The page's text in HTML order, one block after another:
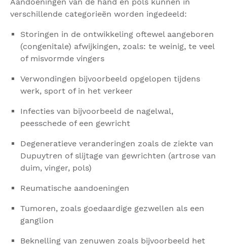
verschillende categorieën worden ingedeeld:
Storingen in de ontwikkeling oftewel aangeboren
(congenitale) afwijkingen, zoals: te weinig, te veel
of misvormde vingers
Verwondingen bijvoorbeeld opgelopen tijdens
werk, sport of in het verkeer
Infecties van bijvoorbeeld de nagelwal,
peesschede of een gewricht
Degeneratieve veranderingen zoals de ziekte van
Dupuytren of slijtage van gewrichten (artrose van
duim, vinger, pols)
Reumatische aandoeningen
Tumoren, zoals goedaardige gezwellen als een
ganglion
Beknelling van zenuwen zoals bijvoorbeeld het